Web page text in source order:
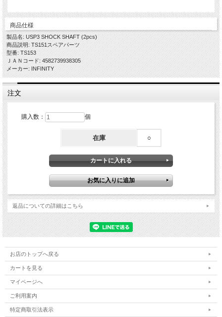
商品仕様
製品名: USP3 SHOCK SHAFT (2pcs)
商品説明: TS151スペアパーツ
型番: TS153
ＪＡＮコード: 4582739938305
メーカー: INFINITY
注文
購入数： 個
在庫 ○
返品についての詳細はこちら
お店のトップへ戻る
カートを見る
マイページへ
ご利用案内
特定商取引法表示